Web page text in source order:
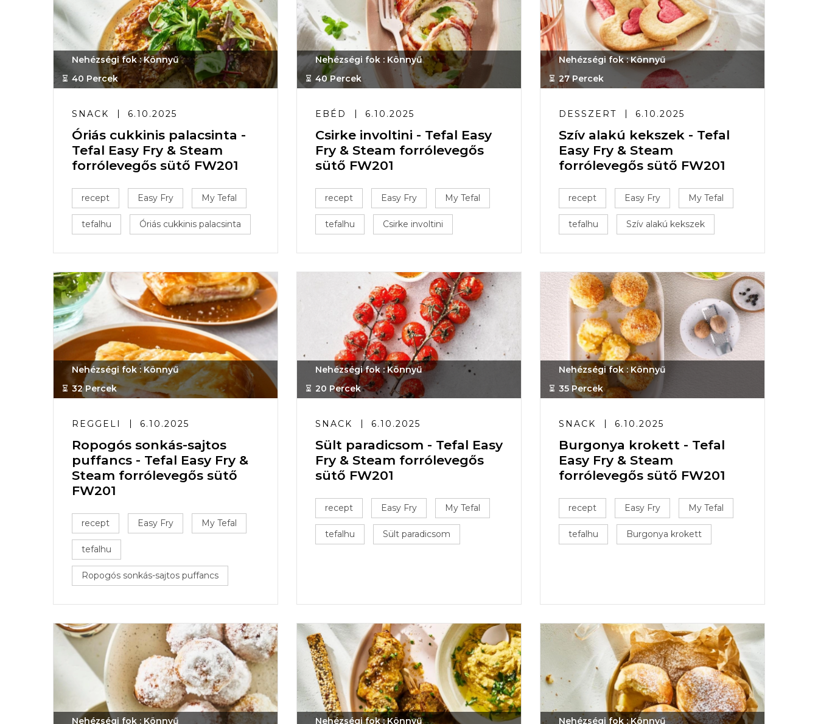
Nehézségi fok : Könnyű
40 Percek
SNACK 6.10.2025
Óriás cukkinis palacsinta -
Tefal Easy Fry & Steam
forrólevegős sütő FW201
recept Easy Fry My Tefal
tefalhu Óriás cukkinis palacsinta
Nehézségi fok : Könnyű
40 Percek
EBÉD 6.10.2025
Csirke involtini - Tefal Easy
Fry & Steam forrólevegős
sütő FW201
recept Easy Fry My Tefal
tefalhu Csirke involtini
Nehézségi fok : Könnyű
27 Percek
DESSZERT 6.10.2025
Szív alakú kekszek - Tefal
Easy Fry & Steam
forrólevegős sütő FW201
recept Easy Fry My Tefal
tefalhu Szív alakú kekszek
Nehézségi fok : Könnyű
32 Percek
REGGELI 6.10.2025
Ropogós sonkás-sajtos
puffancs - Tefal Easy Fry &
Steam forrólevegős sütő
FW201
recept Easy Fry My Tefal
tefalhu
Ropogós sonkás-sajtos puffancs
Nehézségi fok : Könnyű
20 Percek
SNACK 6.10.2025
Sült paradicsom - Tefal Easy
Fry & Steam forrólevegős
sütő FW201
recept Easy Fry My Tefal
tefalhu Sült paradicsom
Nehézségi fok : Könnyű
35 Percek
SNACK 6.10.2025
Burgonya krokett - Tefal
Easy Fry & Steam
forrólevegős sütő FW201
recept Easy Fry My Tefal
tefalhu Burgonya krokett
Nehézségi fok : Könnyű Nehézségi fok : Könnyű Nehézségi fok : Könnyű